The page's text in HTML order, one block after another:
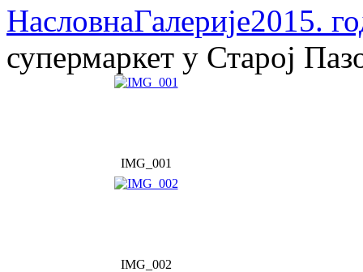
НасловнаГалерије2015.
супермаркет у Старој
IMG_001
IMG_002